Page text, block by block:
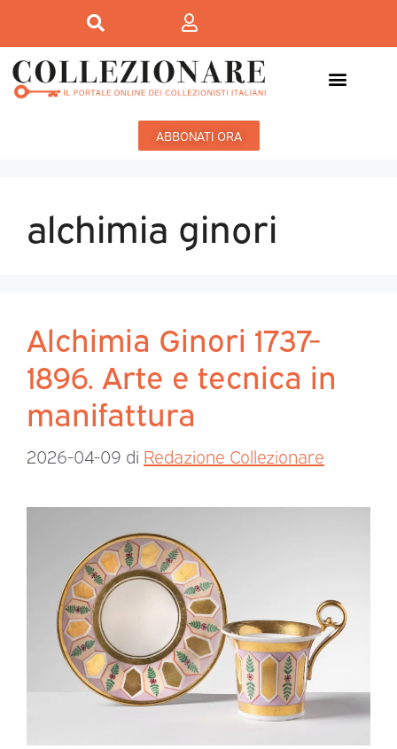
ABBONATI ORA
alchimia ginori
Alchimia Ginori 1737-
1896. Arte e tecnica in
manifattura
2026-04-09 di Redazione Collezionare